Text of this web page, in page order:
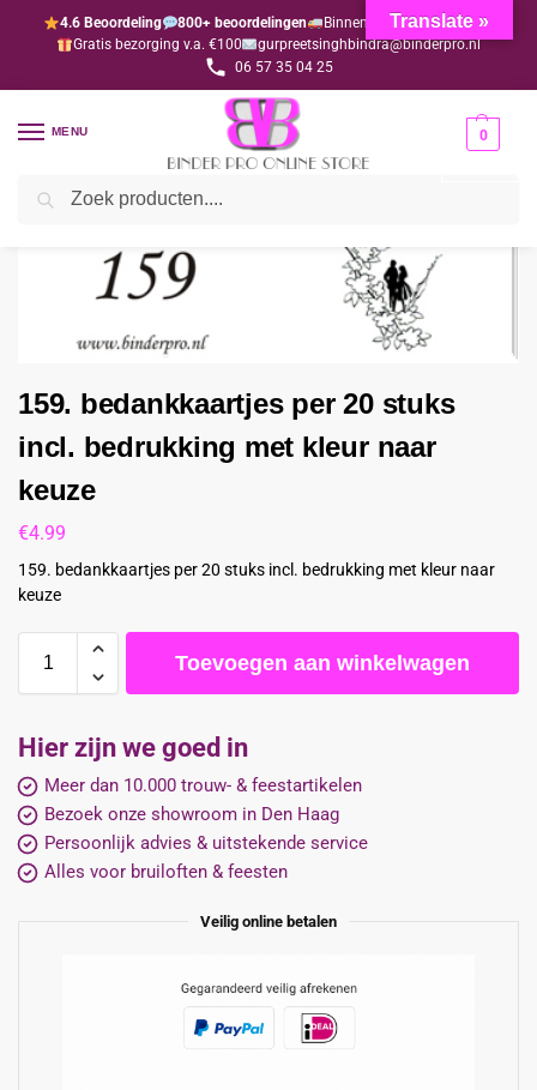
4.6 Beoordeling 800+ beoordelingen
Binnen 1-3 dagen geleverd
Gratis bezorging v.a. €100
gurpreetsinghbindra@binderpro.nl
06 57 35 04 25
MENU 0
Home Bedankjesafdeling
159. bedankkaartjes per 20 stuks
incl. bedrukking met kleur naar
keuze
€4.99
159. bedankkaartjes per 20 stuks incl. bedrukking met kleur naar
keuze
Toevoegen aan winkelwagen
Hier zijn we goed in
Meer dan 10.000 trouw- & feestartikelen
Bezoek onze showroom in Den Haag
Persoonlijk advies & uitstekende service
Alles voor bruiloften & feesten
Veilig online betalen
Translate »